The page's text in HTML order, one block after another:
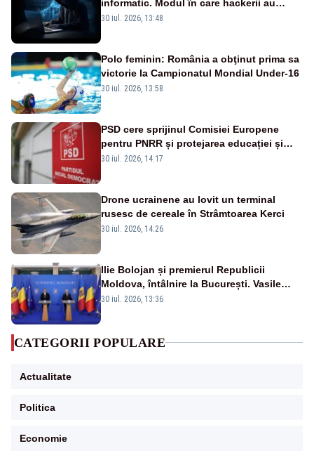
informatic. Modul în care hackerii au
pătruns în rețea rămâne necunoscut
30 iul. 2026, 13:48
Polo feminin: România a obţinut prima sa
victorie la Campionatul Mondial Under-16
30 iul. 2026, 13:58
PSD cere sprijinul Comisiei Europene
pentru PNRR și protejarea educației și
sănătății
30 iul. 2026, 14:17
Drone ucrainene au lovit un terminal
rusesc de cereale în Strâmtoarea Kerci
30 iul. 2026, 14:26
Ilie Bolojan și premierul Republicii
Moldova, întâlnire la București. Vasile
Tofan, primit cu onoruri militare
30 iul. 2026, 13:36
CATEGORII POPULARE
Actualitate
Politica
Economie